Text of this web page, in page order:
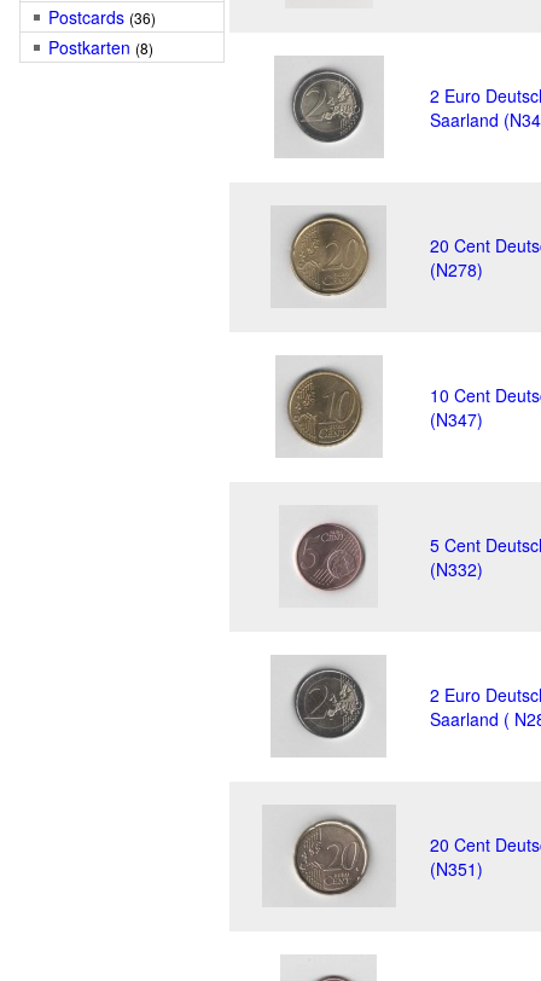
Postcards (36)
Postkarten (8)
2 Euro
Saarland
20 Cent
(N278)
10 Cent
(N347)
5 Cent
(N332)
2 Euro
Saarland (
20 Cent
(N351)